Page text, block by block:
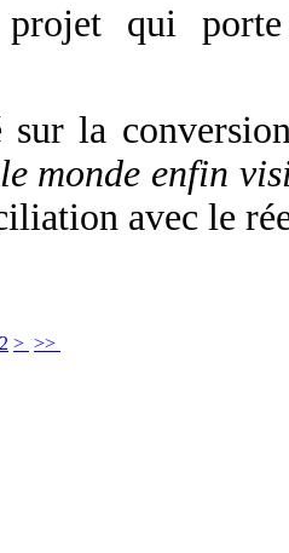
projet qui
sur la
monde enfin
avec le
> >>